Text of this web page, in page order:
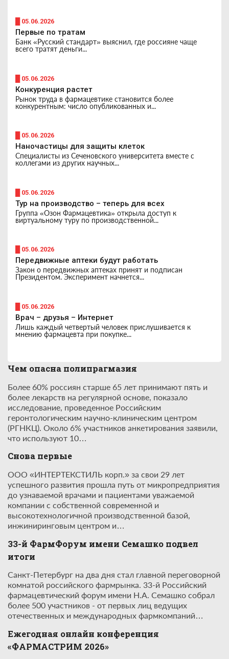
█ 05.06.2026
Первые по тратам
Банк «Русский стандарт» выяснил, где россияне чаще
всего тратят деньги...
█ 05.06.2026
Конкуренция растет
Рынок труда в фармацевтике становится более
конкурентным: число опубликованных и...
█ 05.06.2026
Наночастицы для защиты клеток
Специалисты из Сеченовского университета вместе с
коллегами из других научных...
█ 05.06.2026
Тур на производство – теперь для всех
Группа «Озон Фармацевтика» открыла доступ к
виртуальному туру по производственной...
█ 05.06.2026
Передвижные аптеки будут работать
Закон о передвижных аптеках принят и подписан
Президентом. Эксперимент начнется...
█ 05.06.2026
Врач – друзья – Интернет
Лишь каждый четвертый человек прислушивается к
мнению фармацевта при покупке...
Чем опасна полипрагмазия
Более 60% россиян старше 65 лет принимают пять и
более лекарств на регулярной основе, показало
исследование, проведенное Российским
геронтологическим научно-клиническим центром
(РГНКЦ). Около 6% участников анкетирования заявили,
что используют 10…
Снова первые
ООО «ИНТЕРТЕКСТИЛЬ корп.» за свои 29 лет
успешного развития прошла путь от микропредприятия
до узнаваемой врачами и пациентами уважаемой
компании с собственной современной и
высокотехнологичной производственной базой,
инжиниринговым центром и…
33-й ФармФорум имени Семашко подвел
итоги
Санкт-Петербург на два дня стал главной переговорной
комнатой российского фармрынка. 33-й Российский
фармацевтический форум имени Н.А. Семашко собрал
более 500 участников - от первых лиц ведущих
отечественных и международных фармкомпаний…
Ежегодная онлайн конференция
«ФАРМАСТРИМ 2026»